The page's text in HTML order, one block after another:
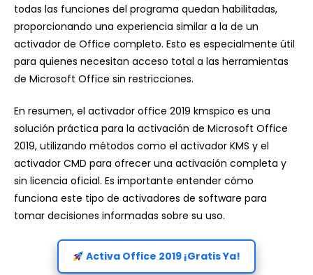
todas las funciones del programa quedan habilitadas,
proporcionando una experiencia similar a la de un
activador de Office completo. Esto es especialmente útil
para quienes necesitan acceso total a las herramientas
de Microsoft Office sin restricciones.
En resumen, el activador office 2019 kmspico es una
solución práctica para la activación de Microsoft Office
2019, utilizando métodos como el activador KMS y el
activador CMD para ofrecer una activación completa y
sin licencia oficial. Es importante entender cómo
funciona este tipo de activadores de software para
tomar decisiones informadas sobre su uso.
Activa Office 2019 ¡Gratis Ya!